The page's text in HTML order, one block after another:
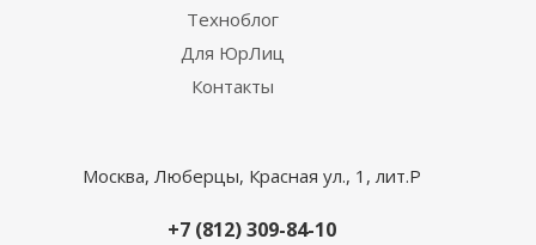
Техноблог
Для ЮрЛиц
Контакты
Москва, Люберцы, Красная ул., 1, лит.Р
+7 (812) 309-84-10